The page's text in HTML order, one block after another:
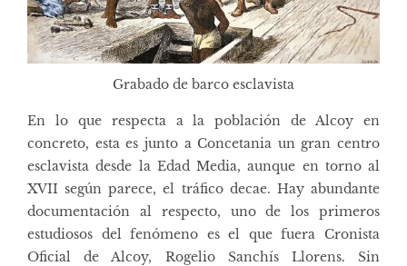
Grabado de barco esclavista
En lo que respecta a la población de Alcoy en
concreto, esta es junto a Concetania un gran centro
esclavista desde la Edad Media, aunque en torno al
XVII según parece, el tráfico decae. Hay abundante
documentación al respecto, uno de los primeros
estudiosos del fenómeno es el que fuera Cronista
Oficial de Alcoy, Rogelio Sanchís Llorens. Sin